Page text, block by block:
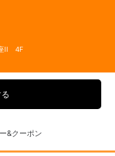
座II 4F
&クーポン